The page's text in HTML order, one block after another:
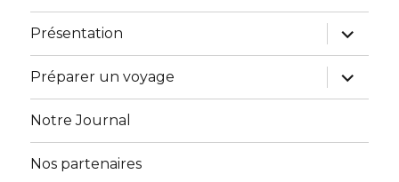
Présentation
ouvrir
le
sous-
menu
Préparer un voyage
ouvrir
le
sous-
Notre Journal
Nos partenaires